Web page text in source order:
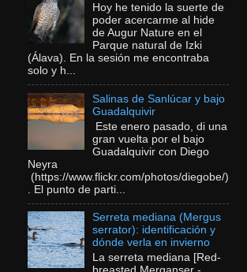
Hoy he tenido la suerte de
poder acercarme al hide
de Augur Nature en el
Parque natural de Izki
(Álava). En la sesión me encontraba
solo y h...
Salinas de Sanlúcar y bajo
Guadalquivir
Este enero pasado, di una
gran vuelta por el bajo
Guadalquivir con Diego
Neyra
(https://www.flickr.com/photos/diegobe/)
. El punto de parti...
Serreta mediana (Mergus
serrator): identificación y
dónde verla en invierno
La serreta mediana [Red-